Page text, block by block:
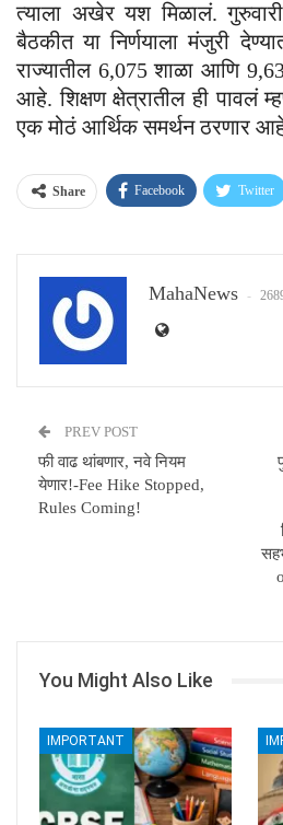
त्याला अखेर यश मिळालं.
बैठकीत या निर्णयाला मंजुरी
राज्यातील 6,075 शाळा आणि
आहे. शिक्षण क्षेत्रातील ही पावलं
एक मोठं आर्थिक समर्थन ठरणार
Share Facebook Twitter
MahaNews
PREV POST
फी वाढ थांबणार, नवे नियम
येणार!-Fee Hike Stopped,
Rules Coming!
You Might Also Like
IMPORTANT